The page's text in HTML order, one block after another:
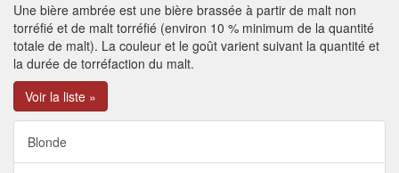
Une bière ambrée est une bière brassée à partir de malt non
torréfié et de malt torréfié (environ 10 % minimum de la quantité
totale de malt). La couleur et le goût varient suivant la quantité et
la durée de torréfaction du malt.
Voir la liste »
Blonde